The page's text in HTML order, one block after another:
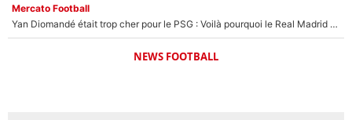
Mercato Football
Yan Diomandé était trop cher pour le PSG : Voilà pourquoi le Real Madrid a accepté de payer la somme record de 140M€ pour boucler son transfert !
NEWS FOOTBALL